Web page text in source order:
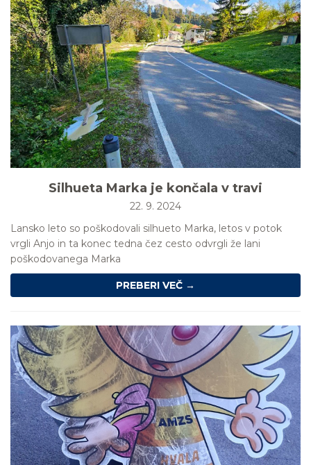
Silhueta Marka je končala v travi
22. 9. 2024
Lansko leto so poškodovali silhueto Marka, letos v potok
vrgli Anjo in ta konec tedna čez cesto odvrgli že lani
poškodovanega Marka
PREBERI VEČ →